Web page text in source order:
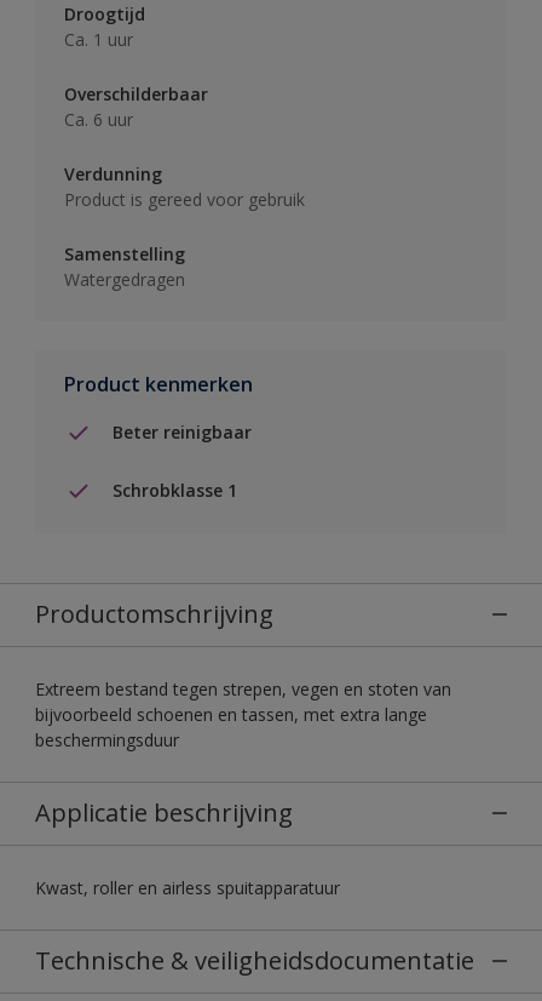
Droogtijd
Ca. 1 uur
Overschilderbaar
Ca. 6 uur
Verdunning
Product is gereed voor gebruik
Samenstelling
Watergedragen
Product kenmerken
Beter reinigbaar
Schrobklasse 1
Productomschrijving
Extreem bestand tegen strepen, vegen en stoten van
bijvoorbeeld schoenen en tassen, met extra lange
beschermingsduur
Applicatie beschrijving
Kwast, roller en airless spuitapparatuur
Technische & veiligheidsdocumentatie